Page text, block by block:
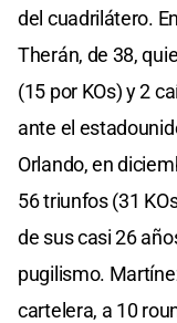
del cuadrilátero.
Therán, de 38,
(15 por KOs) y 2
ante el
Orlando, en
56 triunfos (31
de sus casi 26
pugilismo.
cartelera, a 10